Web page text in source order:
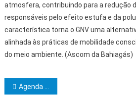
atmosfera, contribuindo para a redução
responsáveis pelo efeito estufa e da
característica torna o GNV uma
alinhada às práticas de mobilidade
do meio ambiente. (Ascom da Bahiagás)
Navegação de Post
Agenda Maçônica – Outubro